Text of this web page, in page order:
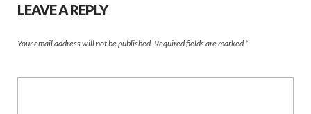
LEAVE A REPLY
Your email address will not be published. Required fields are marked *